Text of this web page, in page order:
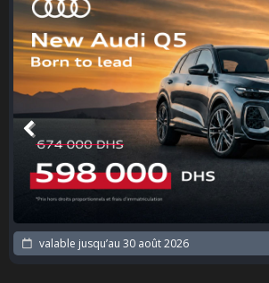
valable jusqu’au 30 août 2026